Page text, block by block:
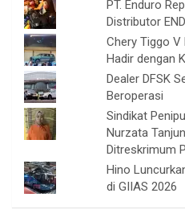
PT. Enduro
Distributor
Chery Tiggo V
Hadir dengan
Dealer DFSK
Beroperasi
Sindikat
Nurzata
Ditreskrimum
Hino
di GIIAS 2026